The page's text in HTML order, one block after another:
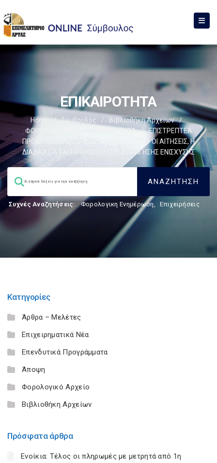
ΕΠΙΚΑΙΡΟΤΗΤΑ
Home / Σύμβουλος / Βιβλιοθήκη Αρχείων
/
ΦΟΡΟΛΟΓΙΣΤΙΚΑ
ΕΠΙΚΑΙΡΟΤΗΤΑ /
ΕΠΙΣΤΡΕΠΤΕΑ
ΠΡΟΚΑΤΑΒΟΛΗ 7 – ΈΩΣ 10Η ΜΑΪΟΥ 2021 ΟΙ ΑΙΤΗΣΕΙΣ, Η
ΔΙΑΔΙΚΑΣΙΑ ΚΑΙ ΠΡΟΫΠΟΘΕΣΕΙΣ ΧΟΡΗΓΗΣΗΣ ΕΝΙΣΧΥΣΗΣ
Συχνές Αναζητήσεις: Φορολογικη Ενημέρωση, Επιχειρήσεις
Κατηγορίες
Άρθρα – Μελέτες
Επιχειρηματικά Νέα
Επενδυτικά Προγράμματα
Άποψη
Φορολογικό Αρχείο
Βιβλιοθήκη Αρχείων
Πρόσφατα άρθρα
Ενοίκια: Τέλος οι πληρωμές με μετρητά από 1η